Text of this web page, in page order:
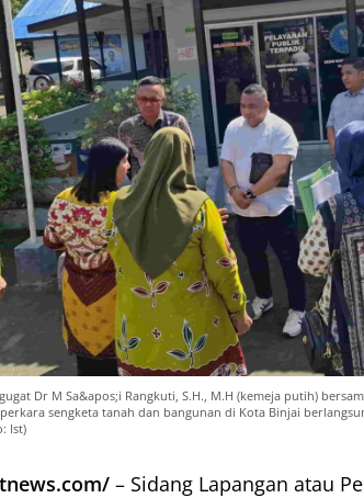
Dr M Sa&apos;i Rangkuti, S.H., M.H (kemeja putih)
sengketa tanah dan bangunan di Kota Binjai
Ist)
– Sidang Lapangan atau